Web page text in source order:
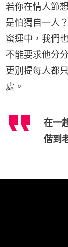
若你在情人節
是怕獨自一人
蜜運中，我們
不能要求他分
更別提每人都
處。
在一
偕到